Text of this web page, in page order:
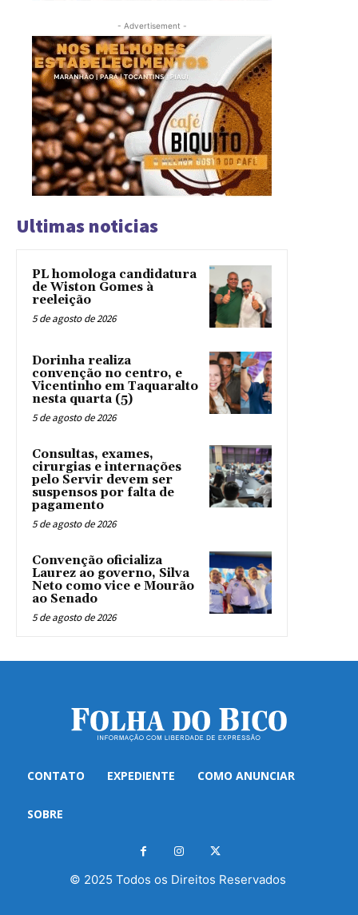
- Advertisement -
Ultimas noticias
PL homologa candidatura
de Wiston Gomes à
reeleição
5 de agosto de 2026
Dorinha realiza
convenção no centro, e
Vicentinho em Taquaralto
nesta quarta (5)
5 de agosto de 2026
Consultas, exames,
cirurgias e internações
pelo Servir devem ser
suspensos por falta de
pagamento
5 de agosto de 2026
Convenção oficializa
Laurez ao governo, Silva
Neto como vice e Mourão
ao Senado
5 de agosto de 2026
CONTATO EXPEDIENTE COMO ANUNCIAR
SOBRE
© 2025 Todos os Direitos Reservados